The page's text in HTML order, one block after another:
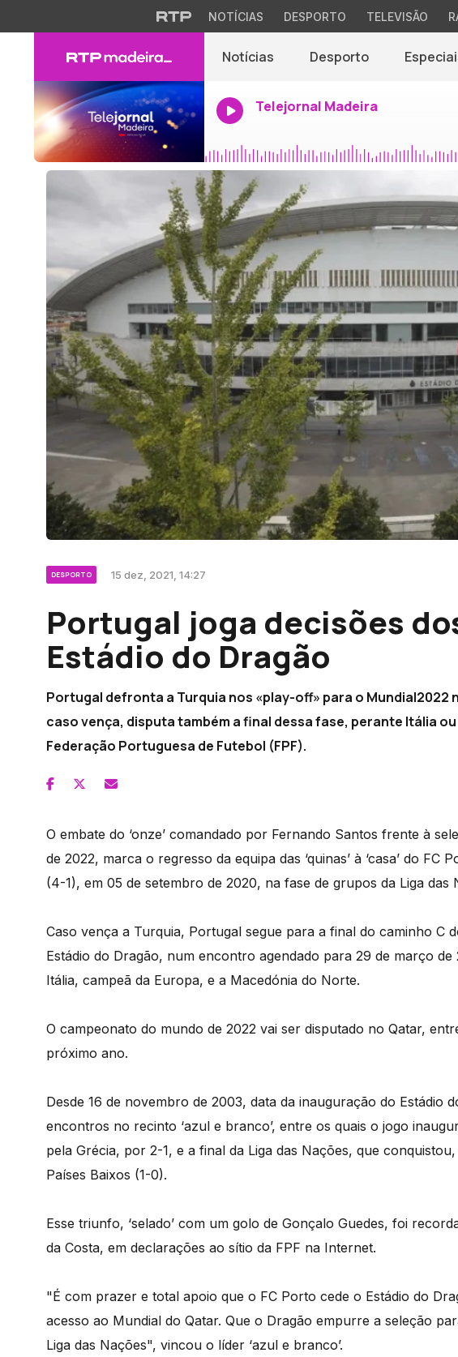
NOTÍCIAS DESPORTO TELEVISÃO
Notícias Desporto
Telejornal Madeira
DESPORTO 15 dez, 2021, 14:27
Portugal joga decisões
Estádio do Dragão
Portugal defronta a Turquia nos «play-off» para o Mundial2022
caso vença, disputa também a final dessa fase, perante Itália
Federação Portuguesa de Futebol (FPF).
O embate do ‘onze’ comandado por Fernando Santos frente à
de 2022, marca o regresso da equipa das ‘quinas’ à ‘casa’ do FC
(4-1), em 05 de setembro de 2020, na fase de grupos da Liga das
Caso vença a Turquia, Portugal segue para a final do caminho C
Estádio do Dragão, num encontro agendado para 29 de março
Itália, campeã da Europa, e a Macedónia do Norte.
O campeonato do mundo de 2022 vai ser disputado no Qatar,
próximo ano.
Desde 16 de novembro de 2003, data da inauguração do Estádio
encontros no recinto ‘azul e branco’, entre os quais o jogo
pela Grécia, por 2-1, e a final da Liga das Nações, que
Países Baixos (1-0).
Esse triunfo, ‘selado’ com um golo de Gonçalo Guedes, foi
da Costa, em declarações ao sítio da FPF na Internet.
"É com prazer e total apoio que o FC Porto cede o Estádio do
acesso ao Mundial do Qatar. Que o Dragão empurre a seleção
Liga das Nações", vincou o líder ‘azul e branco’.